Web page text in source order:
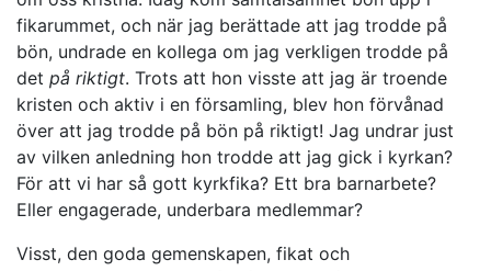
fikarummet, och när jag berättade att jag trodde på
bön, undrade en kollega om jag verkligen trodde på
det på riktigt. Trots att hon visste att jag är troende
kristen och aktiv i en församling, blev hon förvånad
över att jag trodde på bön på riktigt! Jag undrar just
av vilken anledning hon trodde att jag gick i kyrkan?
För att vi har så gott kyrkfika? Ett bra barnarbete?
Eller engagerade, underbara medlemmar?
Visst, den goda gemenskapen, fikat och